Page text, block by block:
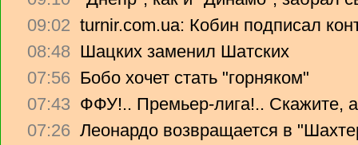
09:02 turnir.com.ua: Кобин подписал
08:48 Шацких заменил Шатских
07:56 Бобо хочет стать "горняком"
07:43 ФФУ!.. Премьер-лига!.. Скажите,
07:26 Леонардо возвращается в